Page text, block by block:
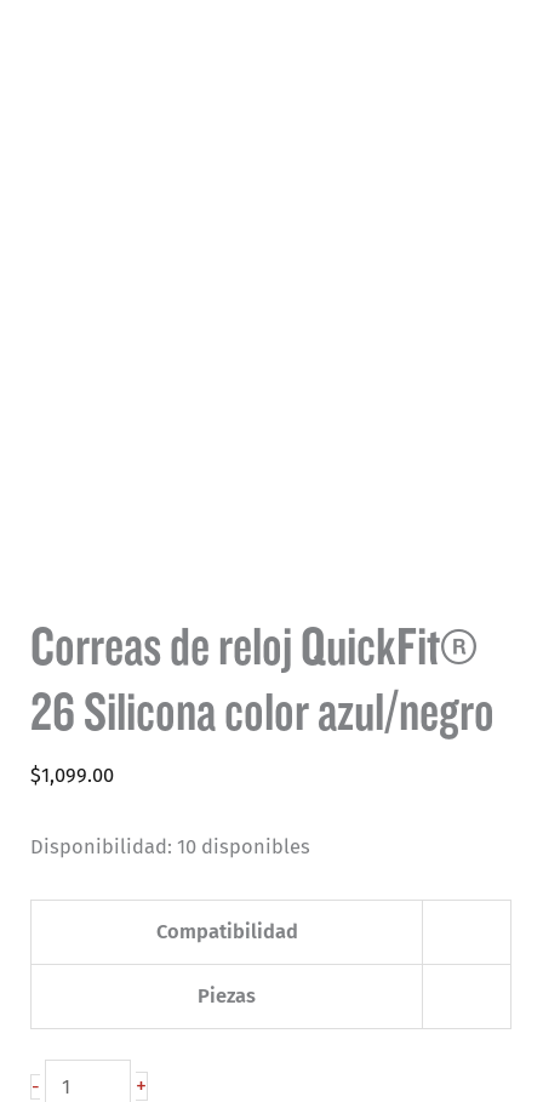
Correas de reloj QuickFit®
26 Silicona color azul/negro
$1,099.00
Disponibilidad: 10 disponibles
Compatibilidad
Piezas
-
Correas
+